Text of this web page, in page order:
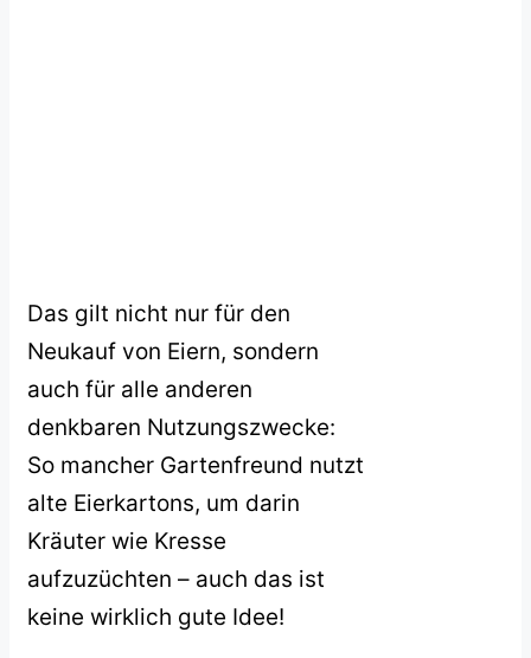
Das gilt nicht nur für den
Neukauf von Eiern, sondern
auch für alle anderen
denkbaren Nutzungszwecke:
So mancher Gartenfreund nutzt
alte Eierkartons, um darin
Kräuter wie Kresse
aufzuzüchten – auch das ist
keine wirklich gute Idee!